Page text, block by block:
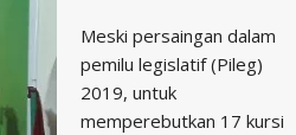
Meski persaingan dalam
pemilu legislatif (Pileg)
2019, untuk
memperebutkan 17 kursi